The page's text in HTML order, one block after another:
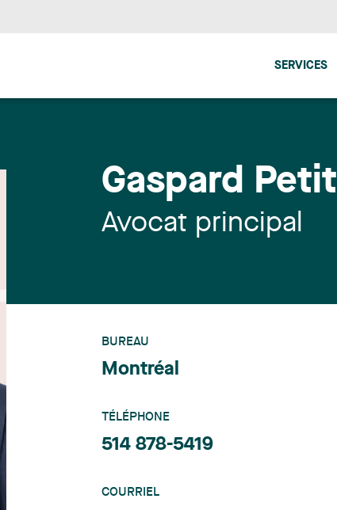
SERVICES
Gaspard Petit
Avocat principal
BUREAU
Montréal
TÉLÉPHONE
514 878-5419
COURRIEL